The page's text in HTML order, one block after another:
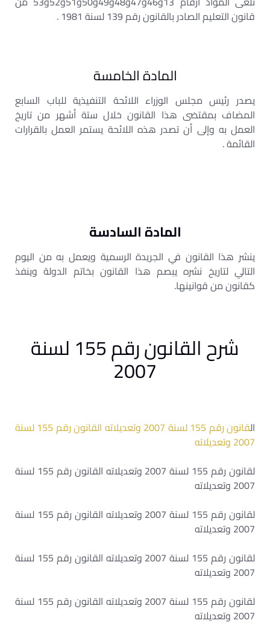
قانون التعليم الصادر بالقانون رقم 139 لسنة 1981 .
المادة الخامسة
يصدر رئيس مجلس الوزراء اللائحة التنفيذية للباب السابع
المضاف بمقتضى هذا القانون خلال ستة أشهر من تاريخ
العمل به وإلى أن تصدر هذه اللائحة يستمر العمل بالقرارات
القائمة .
المادة السادسة
ينشر هذا القانون في الجريدة الرسمية ويعمل به من اليوم
التالي لتاريخ نشره يبصم هذا القانون بخاتم الدولة وينفذ
كقانون من قوانينها.
شرح القانون رقم 155 لسنة
2007
ال
قانون رقم 155 لسنة 2007 وتعديلاته القانون رقم 155 لسنة
2007 وتعديلاته
لقانون رقم 155 لسنة 2007 وتعديلاته القانون رقم 155 لسنة
2007 وتعديلاته
لقانون رقم 155 لسنة 2007 وتعديلاته القانون رقم 155 لسنة
2007 وتعديلاته
لقانون رقم 155 لسنة 2007 وتعديلاته القانون رقم 155 لسنة
2007 وتعديلاته
لقانون رقم 155 لسنة 2007 وتعديلاته القانون رقم 155 لسنة
2007 وتعديلاته